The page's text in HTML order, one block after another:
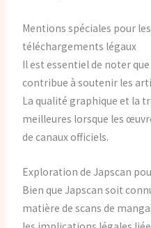
Mentions spéciales pour
téléchargements légaux
Il est essentiel de noter
contribue à soutenir les
La qualité graphique et la
meilleures lorsque les
de canaux officiels.
Exploration de Japscan
Bien que Japscan soit
matière de scans de